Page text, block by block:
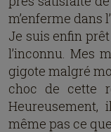
m’enferme dans
Je suis enfin
l’inconnu. Mes
gigote malgré
choc de cette
même pas ce